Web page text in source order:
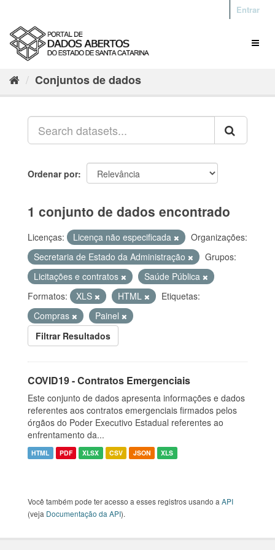
Entrar
Conjuntos de dados
Ordenar por
1 conjunto de dados encontrado
Licenças: Licença não especificada
Organizações:
Secretaria de Estado da Administração
Grupos:
Licitações e contratos
Saúde Pública
Formatos:
XLS HTML
Etiquetas:
Compras
Painel
Filtrar Resultados
COVID19 - Contratos Emergenciais
Este conjunto de dados apresenta informações e dados
referentes aos contratos emergenciais firmados pelos
órgãos do Poder Executivo Estadual referentes ao
enfrentamento da...
HTML PDF XLSX CSV JSON XLS
Você também pode ter acesso a esses registros usando a API
(veja Documentação da API).